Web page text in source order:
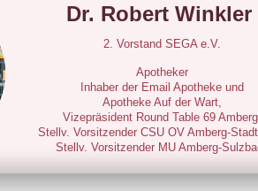
Dr. Robert Winkler
2. Vorstand SEGA e.V.
Apotheker
Inhaber der Email Apotheke und
Apotheke Auf der Wart,
Vizepräsident Round Table 69 Amberg,
Stellv. Vorsitzender CSU OV Amberg-
Stellv. Vorsitzender MU Amberg-